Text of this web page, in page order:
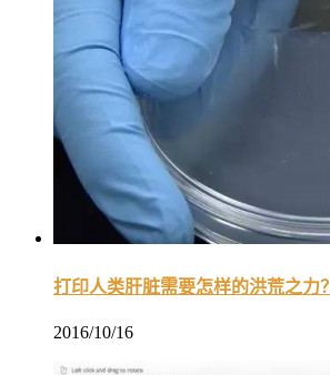
打印人类肝脏需要怎样的洪荒之力？
2016/10/16